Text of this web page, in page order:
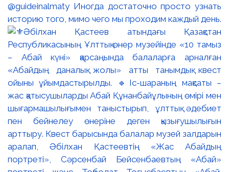
@guideinalmaty Иногда достаточно просто узнать
историю того, мимо чего мы проходим каждый день.